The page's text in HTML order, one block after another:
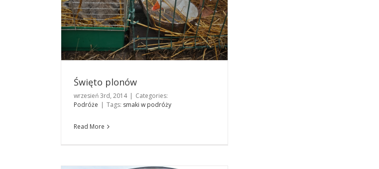
Święto plonów
wrzesień 3rd, 2014 | Categories:
Podróże | Tags: smaki w podróży
Read More
Muzeum Czartoryskich w Puławach
Podróże